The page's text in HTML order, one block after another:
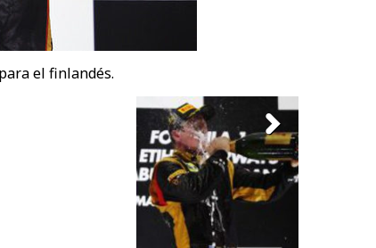
el finlandés.